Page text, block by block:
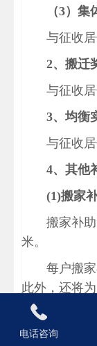
（3）
与征收居
2、搬迁
与征收居
3、均衡
与征收居
4、其他
(1)搬家
搬家补
米。
每户搬家
此外，还将
(2)
家用
电话、
电话咨询